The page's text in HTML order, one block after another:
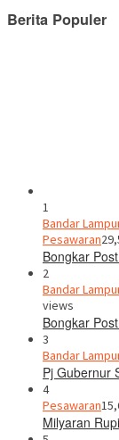
Berita Populer
1
Bandar
Pesawaran
Bongkar
2
Bandar
views
Bongkar
3
Bandar
Pj Gubernur
4
Pesawaran
Milyaran